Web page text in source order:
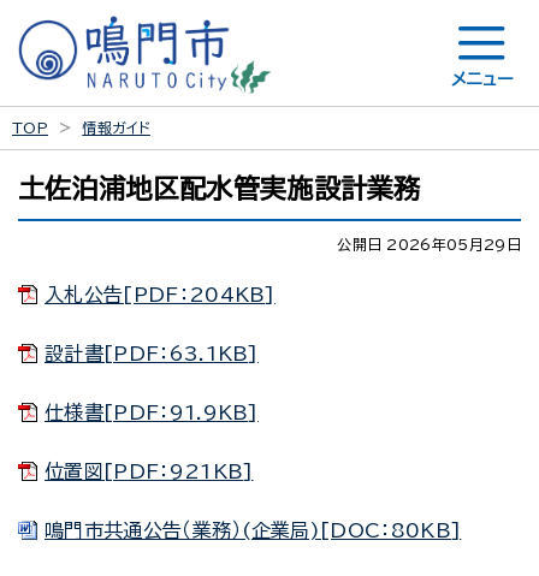
メニュー
TOP 情報ガイド
土佐泊浦地区配水管実施設計業務
公開日 2026年05月29日
入札公告[PDF：204KB]
設計書[PDF：63.1KB]
仕様書[PDF：91.9KB]
位置図[PDF：921KB]
鳴門市共通公告（業務）(企業局)[DOC：80KB]